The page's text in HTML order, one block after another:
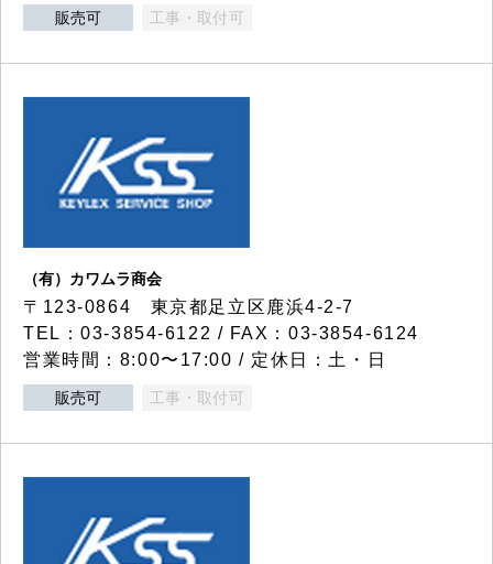
販売可 工事・取付可
（有）カワムラ商会
〒123-0864 東京都足立区鹿浜4-2-7
TEL：03-3854-6122 / FAX：03-3854-6124
営業時間：8:00〜17:00 / 定休日：土・日
販売可 工事・取付可